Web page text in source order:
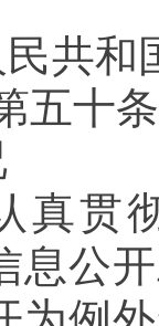
共和
五十
真贯
息公